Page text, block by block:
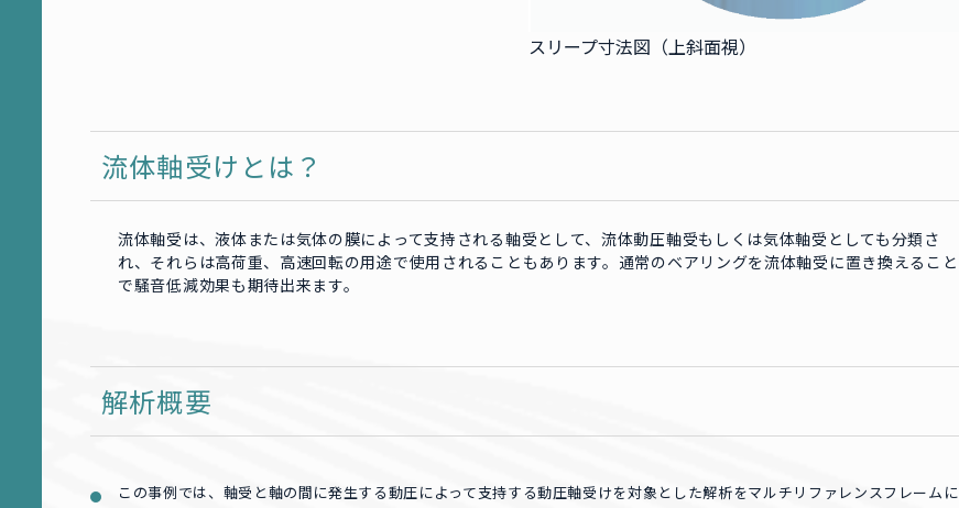
スリープ寸法図（上斜面視）
流体軸受けとは？
流体軸受は、液体または気体の膜によって支持される軸受として、流体動圧軸受もしくは気体軸受としても分類さ
れ、それらは高荷重、高速回転の用途で使用されることもあります。通常のベアリングを流体軸受に置き換えること
で騒音低減効果も期待出来ます。
解析概要
この事例では、軸受と軸の間に発生する動圧によって支持する動圧軸受けを対象とした解析をマルチリファレンスフレームに